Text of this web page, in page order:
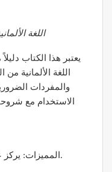
اللغة
يعتبر هذا الكتاب
اللغة الألمانية
والمفردات
الاستخدام مع
المميزات: يركز على الأساسيات مع أمثلة عملية.